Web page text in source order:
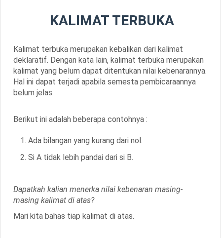
KALIMAT TERBUKA
Kalimat terbuka merupakan kebalikan dari kalimat
deklaratif. Dengan kata lain, kalimat terbuka merupakan
kalimat yang belum dapat ditentukan nilai kebenarannya.
Hal ini dapat terjadi apabila semesta pembicaraannya
belum jelas.
Berikut ini adalah beberapa contohnya :
Ada bilangan yang kurang dari nol.
Si A tidak lebih pandai dari si B.
Dapatkah kalian menerka nilai kebenaran masing-
masing kalimat di atas?
Mari kita bahas tiap kalimat di atas.